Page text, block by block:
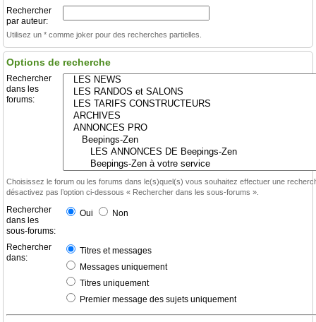
Rechercher
par auteur:
Utilisez un * comme joker pour des recherches partielles.
Options de recherche
Rechercher
dans les
forums:
Choisissez le forum ou les forums dans le(s)quel(s) vous souhaitez effectuer une
désactivez pas l’option ci-dessous « Rechercher dans les sous-forums ».
Rechercher
dans les
sous-forums:
Oui Non
Rechercher
dans:
Titres et messages
Messages uniquement
Titres uniquement
Premier message des sujets uniquement